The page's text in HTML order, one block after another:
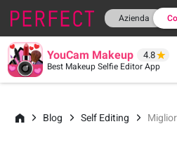
Azienda
YouCam Makeup 4.8
Best Makeup Selfie Editor App
Blog Self Editing